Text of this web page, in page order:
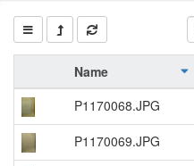
Name
P1170068.JPG
P1170069.JPG